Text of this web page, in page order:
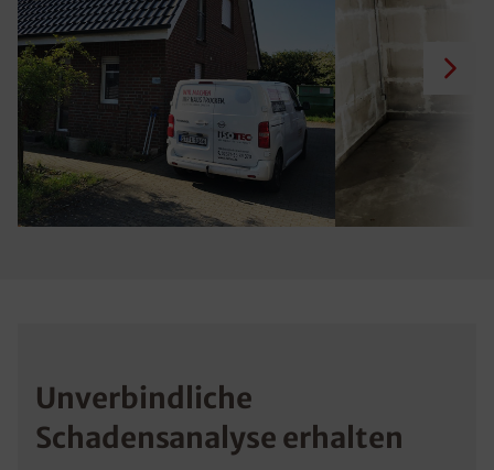
Unverbindliche
Schadensanalyse erhalten